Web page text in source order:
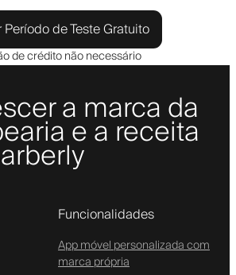
Período de Teste Gratuito
de crédito não necessário
a marca da
e a receita
Funcionalidades
App móvel personalizada com
marca própria